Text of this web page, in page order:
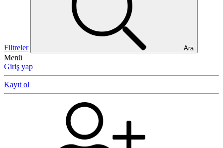
Filtreler Ara
Menü
Giriş yap
Kayıt ol